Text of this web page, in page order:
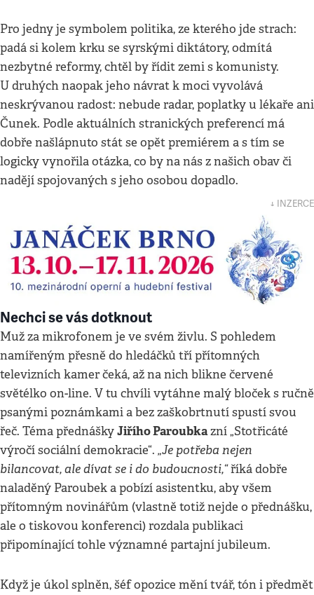
Pro jedny je symbolem politika, ze kterého jde strach:
padá si kolem krku se syrskými diktátory, odmítá
nezbytné reformy, chtěl by řídit zemi s komunisty.
U druhých naopak jeho návrat k moci vyvolává
neskrývanou radost: nebude radar, poplatky u lékaře ani
Čunek. Podle aktuálních stranických preferencí má
dobře našlápnuto stát se opět premiérem a s tím se
logicky vynořila otázka, co by na nás z našich obav či
nadějí spojovaných s jeho osobou dopadlo.
↓ INZERCE
Nechci se vás dotknout
Muž za mikrofonem je ve svém živlu. S pohledem
namířeným přesně do hledáčků tří přítomných
televizních kamer čeká, až na nich blikne červené
světélko on-line. V tu chvíli vytáhne malý bloček s ručně
psanými poznámkami a bez zaškobrtnutí spustí svou
řeč. Téma přednáškyJiřího Paroubkazní „Stotřicáté
výročí sociální demokracie“. „Je potřeba nejen
bilancovat, ale dívat se i do budoucnosti,“říká dobře
naladěný Paroubek a pobízí asistentku, aby všem
přítomným novinářům (vlastně totiž nejde o přednášku,
ale o tiskovou konferenci) rozdala publikaci
připomínající tohle významné partajní jubileum.
Když je úkol splněn, šéf opozice mění tvář, tón i předmět